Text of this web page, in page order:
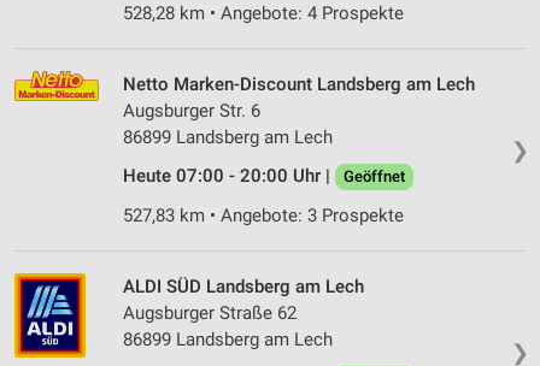
528,28 km • Angebote: 4 Prospekte
❯
Netto Marken-Discount Landsberg am Lech
Augsburger Str. 6
86899 Landsberg am Lech
Heute 07:00 - 20:00 Uhr |
Geöffnet
527,83 km • Angebote: 3 Prospekte
❯
ALDI SÜD Landsberg am Lech
Augsburger Straße 62
86899 Landsberg am Lech